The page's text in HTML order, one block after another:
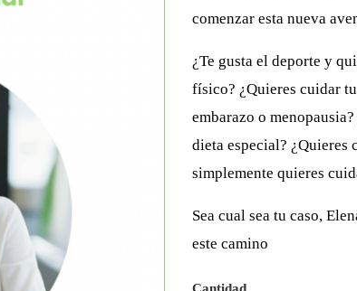
comenzar esta nueva
¿Te gusta el deporte y
físico? ¿Quieres cuidar
embarazo o
dieta especial? ¿Quieres
simplemente quieres
Sea cual sea tu caso,
este camino